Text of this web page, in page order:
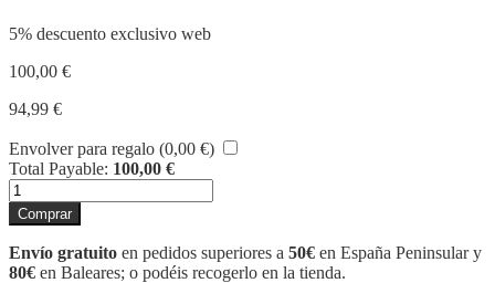
5% descuento exclusivo web
100,00 €
94,99 €
Envolver para regalo (0,00 €)
Total Payable: 100,00 €
EL
P.
JOSEP
XIFRÉ
-
Comprar
Envío gratuito en pedidos superiores a 50€ en España Peninsular y
80€ en Baleares; o podéis recogerlo en la tienda.